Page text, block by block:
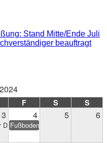
Stand Mitte/Ende Juli
beauftragt
F S S
3 4 5 6
Einheit
Fußbodenbelag
Anlage